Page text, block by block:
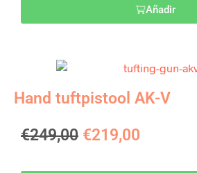
Añadir
Hand tuftpistool AK-V
€249,00 €219,00